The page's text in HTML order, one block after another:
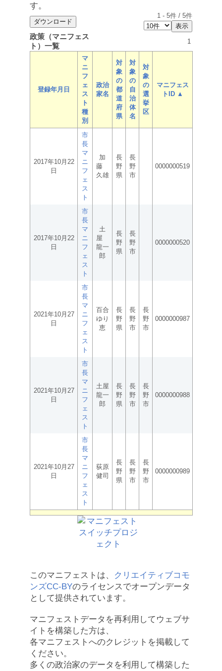
す。
1 - 5件 / 5件
政策（マニフェス
ト）一覧
1
登録年月日
マ
ニ
フ
ェ
ス
ト
種
別
政治
家名
対
象
の
都
道
府
県
対
象
の
自
治
体
名
対
象
の
選
挙
区
マニフェス
トID ▲
2017年10月22
日
市
長
マ
ニ
フ
ェ
ス
ト
加
藤
久雄
長
野
県
長
野
市
0000000519
2017年10月22
日
市
長
マ
ニ
フ
ェ
ス
ト
土
屋
龍一
郎
長
野
県
長
野
市
0000000520
2021年10月27
日
市
長
マ
ニ
フ
ェ
ス
ト
百合
ゆり
恵
長
野
県
長
野
市
長
野
市
0000000987
2021年10月27
日
市
長
マ
ニ
フ
ェ
ス
ト
土屋
龍一
郎
長
野
県
長
野
市
長
野
市
0000000988
2021年10月27
日
市
長
マ
ニ
フ
ェ
ス
ト
荻原
健司
長
野
県
長
野
市
長
野
市
0000000989
このマニフェストは、
クリエイティブコモ
ンズCC-BYのライセンスでオープンデータ
として提供されています。
マニフェストデータを再利用してウェブサ
イトを構築した方は、
各マニフェストへのクレジットを掲載して
ください。
多くの政治家のデータを利用して構築した